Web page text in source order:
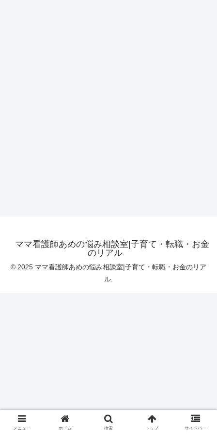
ママ看護師あめの悩み相談室|子育て・転職・お金
のリアル
© 2025 ママ看護師あめの悩み相談室|子育て・転職・お金のリア
ル.
メニュー ホーム 検索 トップ サイドバー